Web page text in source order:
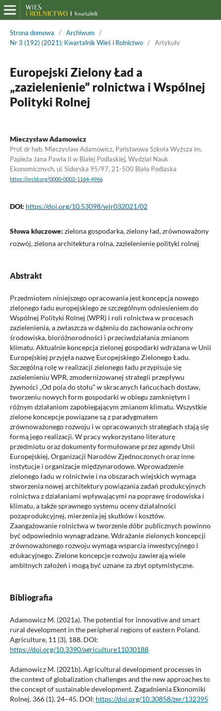
Strona domowa / Archiwum
/
Nr 3 (192) (2021): Kwartalnik Wieś i Rolnictwo / Artykuły
Europejski Zielony Ład a
„zazielenienie” rolnictwa i Wspólnej
Polityki Rolnej
Mieczysław Adamowicz
Prof. dr hab. Mieczysław Adamowicz, Państwowa Szkoła Wyższa im.
Papieża Jana Pawła II w Białej Podlaskiej, Wydział Nauk
Ekonomicznych, ul. Sidorska 95/97, 21-500 Biała Podlaska
https://orcid.org/0000-0002-1164-4966
DOI: https://doi.org/10.53098/wir032021/02
Słowa kluczowe: zielona gospodarka, zielony ład, zrównoważony
rozwój, zielona architektura rolna, zazielenienie polityki rolnej
Abstrakt
Przedmiotem niniejszego opracowania jest koncepcja nowego
zielonego ładu europejskiego ze szczególnym odniesieniem do
Wspólnej Polityki Rolnej (WPR) i roli rolnictwa w procesach
zazielenienia, a zwłaszcza w dążeniu do zachowania ochrony
środowiska, bioróżnorodności i przeciwdziałania zmianom
klimatu. Aktualnie koncepcja zielonej gospodarki wdrażana w Unii
Europejskiej przyjęła nazwę Europejskiego Zielonego Ładu.
Szczególną rolę w realizacji zielonego ładu przypisuje się
zazielenieniu WPR, zmodernizowanej strategii przepływu
żywności „Od pola do stołu” w skracanych łańcuchach dostaw,
tworzeniu nowych form gospodarki w obiegu zamkniętym i
różnym działaniom zapobiegającym zmianom klimatu. Wszystkie
zielone koncepcje powiązane są z paradygmatem
zrównoważonego rozwoju i w opracowanych strategiach stają się
formą jego realizacji. W pracy wykorzystano literaturę
przedmiotu oraz dokumenty formułowane przez agendy Unii
Europejskiej, Organizacji Narodów Zjednoczonych oraz inne
instytucje i organizacje międzynarodowe. Wprowadzenie
zielonego ładu w rolnictwie i na obszarach wiejskich wymaga
stworzenia nowej architektury powiązania zadań produkcyjnych
rolnictwa z działaniami wpływającymi na poprawę środowiska i
klimatu, a także sprawnego systemu oceny działalności
pozaprodukcyjnej, mierzenia jej skutków i kosztów.
Zaangażowanie rolnictwa w tworzenie dóbr publicznych powinno
być odpowiednio wynagradzane. Wdrażanie zielonych koncepcji
zrównoważonego rozwoju wymaga wsparcia inwestycyjnego i
edukacyjnego. Zielone koncepcje rozwoju zawierają wiele
ambitnych założeń i mogą być uznane za zbyt optymistyczne.
Bibliografia
Adamowicz M. (2021a). The potential for innovative and smart
rural development in the peripheral regions of eastern Poland.
Agriculture, 11 (3), 188. DOI:
https://doi.org/10.3390/agriculture11030188
Adamowicz M. (2021b). Agricultural development processes in
the context of globalization challenges and the new approaches to
the concept of sustainable development. Zagadnienia Ekonomiki
Rolnej, 366 (1), 24–45. DOI: https://doi.org/10.30858/zer/132395